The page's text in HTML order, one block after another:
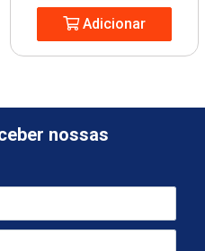
Adicionar
nossas